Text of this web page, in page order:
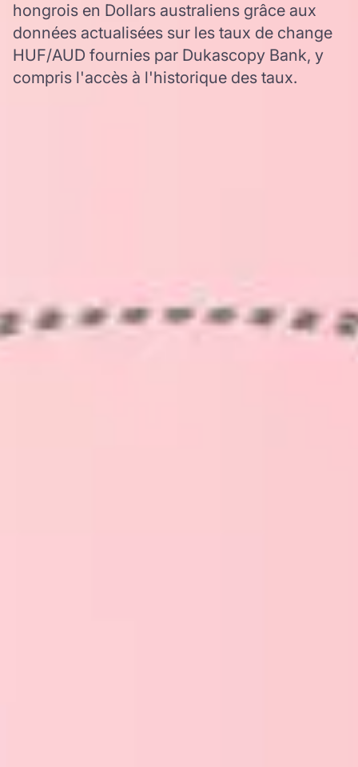
hongrois en Dollars australiens grâce aux
données actualisées sur les taux de change
HUF/AUD fournies par Dukascopy Bank, y
compris l'accès à l'historique des taux.